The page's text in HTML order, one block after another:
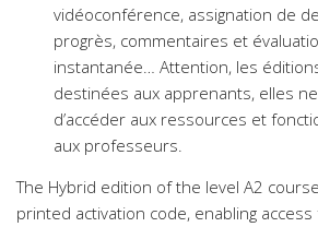
vidéoconférence, assignation de
progrès, commentaires et
instantanée… Attention, les
destinées aux apprenants, elles
d’accéder aux ressources et
aux professeurs.
The Hybrid edition of the level A2
printed activation code, enabling